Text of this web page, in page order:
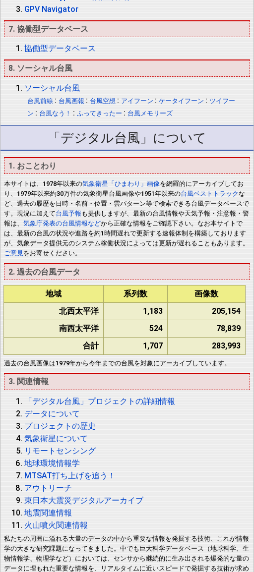
GPV Navigator
7. 協働型データベース
協働型データベース
8. ソーシャル台風
ソーシャル台風
台風前線 : 台風画報 : 台風空想 : アイフーン :ケータイフーン : ツイフー
ン : 台風なう！ :ふってきったー : 台風メモリーズ
「デジタル台風」について
1. おことわり
本サイトは、1978年以来の気象衛星「ひまわり」画像を網羅的にアーカイブしてお
り、1979年以来約30万件の気象衛星台風画像や1951年以来の台風ベストトラックな
ど、過去の履歴を日時・名前・位置・雲パターン等で検索できる台風データベースで
す。現況に加えて台風予報 も提供しますが、最新の台風情報や天気予報・注意報・警
報は、気象庁発表の台風情報などから正確な情報をご確認下さい。なお本サイトで
は、最新の台風の状況や進路を約1時間遅れで更新する速報体制を構築しております
が、気象データ提供元のシステム稼働状況によっては更新が遅れることもあります。
ご意見をお寄せください。
2. 過去の台風データ
地域 系列数
画像数
北西太平洋
1,183
205,154
南西太平洋
524
78,839
合計
1,707 283,993
過去の台風画像は1979年から今年までの台風を対象にアーカイブしています。
3. 関連情報
「デジタル台風」プロジェクトの詳細情報
データについて
プロジェクトの歴史
気象衛星について
リモートセンシング
地球環境情報学
MTSAT打ち上げを追う！
アウトリーチ
東日本大震災デジタルアーカイブ
地震関連情報
火山噴火関連情報
私たちの周囲に溢れる大量のデータの中から重要な情報を発掘する技術、これが情報
学の大きな研究課題になってきました。中でも巨大科学データベース（地球科学、生
物情報学、物理学など）においては、センサから継続的に生み出される爆発的な量の
データに埋もれた重要な情報を、リアルタイムに近いスピードで発掘する技術が求め